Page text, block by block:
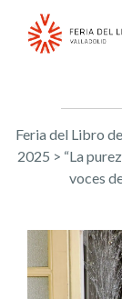
Feria del Libro
2025 > “La
voces